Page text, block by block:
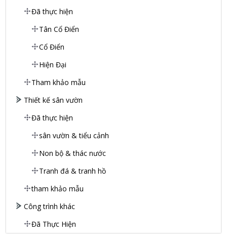
Đã thực hiện
Tân Cổ Điển
Cổ Điển
Hiện Đại
Tham khảo mẫu
Thiết kế sân vườn
Đã thực hiện
sân vườn & tiểu cảnh
Non bộ & thác nước
Tranh đá & tranh hồ
tham khảo mẫu
Công trình khác
Đã Thực Hiện